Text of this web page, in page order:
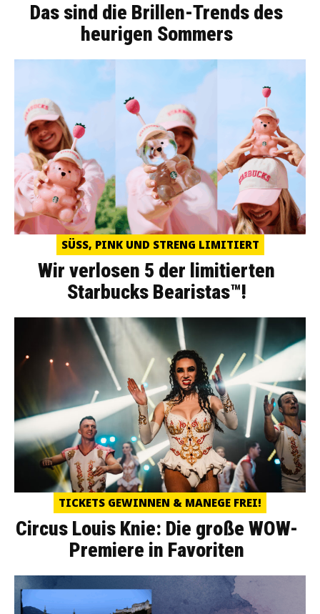
Das sind die Brillen-Trends des
heurigen Sommers
SÜSS, PINK UND STRENG LIMITIERT
Wir verlosen 5 der limitierten
Starbucks Bearistas™!
TICKETS GEWINNEN & MANEGE FREI!
Circus Louis Knie: Die große WOW-
Premiere in Favoriten